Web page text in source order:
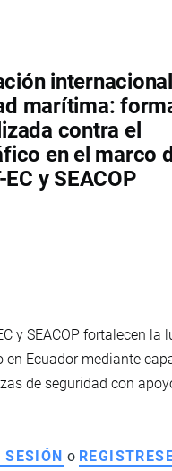
marítima:
contra el
en el marco
EC y SEACOP
y SEACOP fortalecen la
Ecuador mediante
de seguridad con
SESIÓN o